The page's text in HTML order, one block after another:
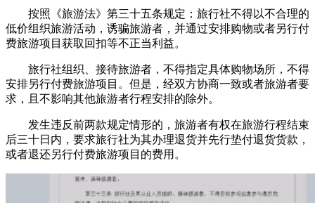
按照《旅游法》第三十五条规定：旅行社不得以不合理的
低价组织旅游活动，诱骗旅游者，并通过安排购物或者另行付
费旅游项目获取回扣等不正当利益。
旅行社组织、接待旅游者，不得指定具体购物场所，不得
安排另行付费旅游项目。但是，经双方协商一致或者旅游者要
求，且不影响其他旅游者行程安排的除外。
发生违反前两款规定情形的，旅游者有权在旅游行程结束
后三十日内，要求旅行社为其办理退货并先行垫付退货货款，
或者退还另行付费旅游项目的费用。